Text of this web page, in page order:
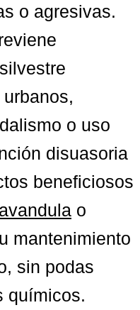
o agresivas.
o uso
disuasoria
beneficiosos
mantenimiento
sin podas